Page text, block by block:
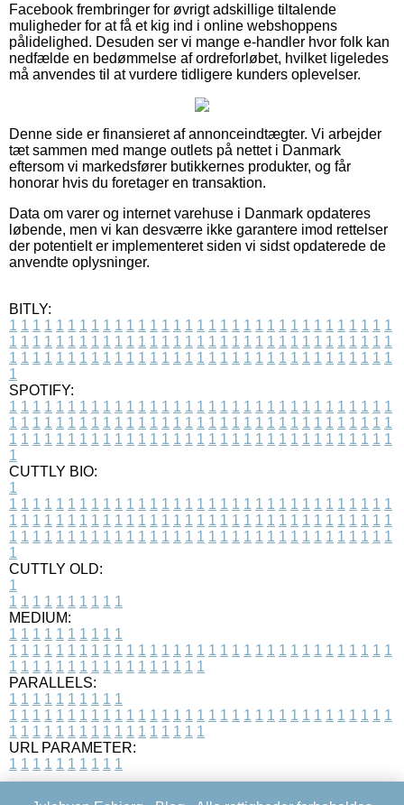
Facebook frembringer for øvrigt adskillige tiltalende
muligheder for at få et kig ind i online webshoppens
pålidelighed. Desuden ser vi mange e-handler hvor folk kan
nedfælde en bedømmelse af ordreforløbet, hvilket ligeledes
må anvendes til at vurdere tidligere kunders oplevelser.
Denne side er finansieret af annonceindtægter. Vi arbejder
tæt sammen med mange outlets på nettet i Danmark
eftersom vi markedsfører butikkernes produkter, og får
honorar hvis du foretager en transaktion.
Data om varer og internet varehuse i Danmark opdateres
løbende, men vi kan desværre ikke garantere imod rettelser
der potentielt er implementeret siden vi sidst opdaterede de
anvendte oplysninger.
BITLY:
1 1 1 1 1 1 1 1 1 1 1 1 1 1 1 1 1 1 1 1 1 1 1 1 1 1 1 1 1 1 1 1 1
1 1 1 1 1 1 1 1 1 1 1 1 1 1 1 1 1 1 1 1 1 1 1 1 1 1 1 1 1 1 1 1 1
1 1 1 1 1 1 1 1 1 1 1 1 1 1 1 1 1 1 1 1 1 1 1 1 1 1 1 1 1 1 1 1 1
1
SPOTIFY:
1 1 1 1 1 1 1 1 1 1 1 1 1 1 1 1 1 1 1 1 1 1 1 1 1 1 1 1 1 1 1 1 1
1 1 1 1 1 1 1 1 1 1 1 1 1 1 1 1 1 1 1 1 1 1 1 1 1 1 1 1 1 1 1 1 1
1 1 1 1 1 1 1 1 1 1 1 1 1 1 1 1 1 1 1 1 1 1 1 1 1 1 1 1 1 1 1 1 1
1
CUTTLY BIO:
1
1 1 1 1 1 1 1 1 1 1 1 1 1 1 1 1 1 1 1 1 1 1 1 1 1 1 1 1 1 1 1 1 1
1 1 1 1 1 1 1 1 1 1 1 1 1 1 1 1 1 1 1 1 1 1 1 1 1 1 1 1 1 1 1 1 1
1 1 1 1 1 1 1 1 1 1 1 1 1 1 1 1 1 1 1 1 1 1 1 1 1 1 1 1 1 1 1 1 1
1
CUTTLY OLD:
1
1 1 1 1 1 1 1 1 1 1
MEDIUM:
1 1 1 1 1 1 1 1 1 1
1 1 1 1 1 1 1 1 1 1 1 1 1 1 1 1 1 1 1 1 1 1 1 1 1 1 1 1 1 1 1 1 1
1 1 1 1 1 1 1 1 1 1 1 1 1 1 1 1 1
PARALLELS:
1 1 1 1 1 1 1 1 1 1
1 1 1 1 1 1 1 1 1 1 1 1 1 1 1 1 1 1 1 1 1 1 1 1 1 1 1 1 1 1 1 1 1
1 1 1 1 1 1 1 1 1 1 1 1 1 1 1 1 1
URL PARAMETER:
1 1 1 1 1 1 1 1 1 1